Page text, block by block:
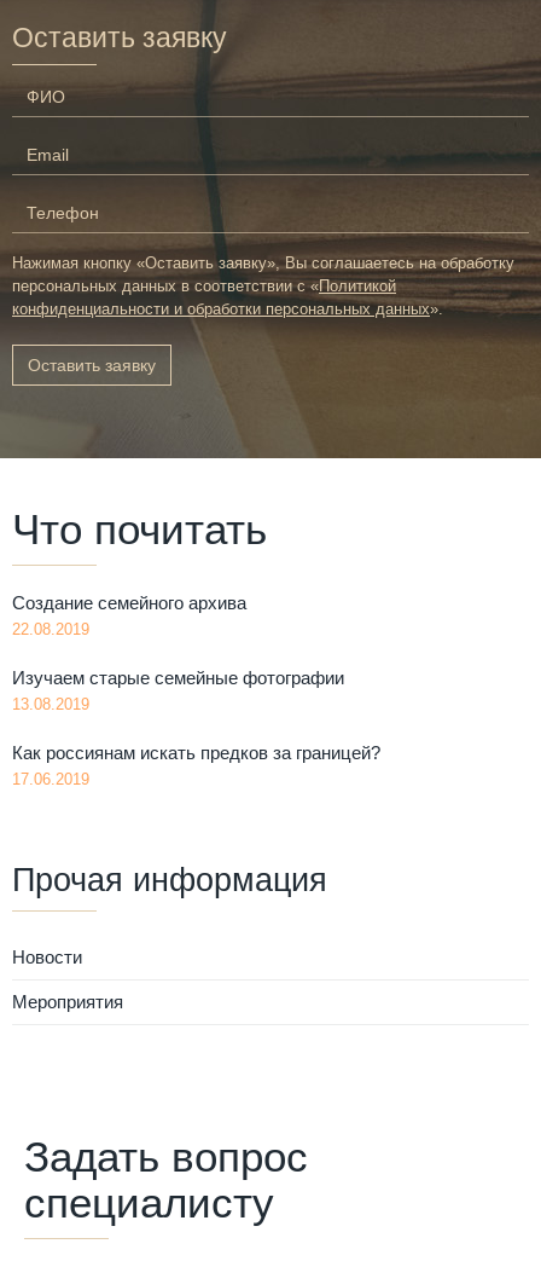
Оставить заявку
Нажимая кнопку «Оставить заявку», Вы соглашаетесь на обработку
персональных данных в соответствии с «Политикой
конфиденциальности и обработки персональных данных».
Оставить заявку
Что почитать
Создание семейного архива
22.08.2019
Изучаем старые семейные фотографии
13.08.2019
Как россиянам искать предков за границей?
17.06.2019
Прочая информация
Новости
Мероприятия
Задать вопрос
специалисту